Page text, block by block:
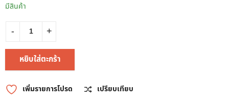
มีสินค้า
หยิบใส่ตะกร้า
เพิ่มรายการโปรด
เปรียบเทียบ